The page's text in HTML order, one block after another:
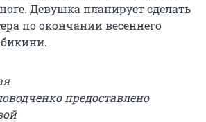
Девушка планирует сделать
по окончании весеннего
бикини.
предоставлено